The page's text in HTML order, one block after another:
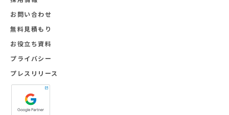
お問い合わせ
無料見積もり
お役立ち資料
プライバシー
プレスリリース